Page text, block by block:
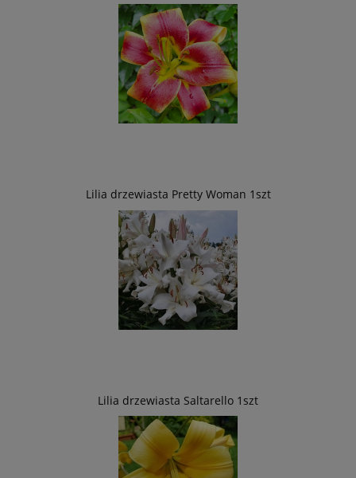
Lilia drzewiasta Pretty Woman 1szt
Lilia drzewiasta Saltarello 1szt